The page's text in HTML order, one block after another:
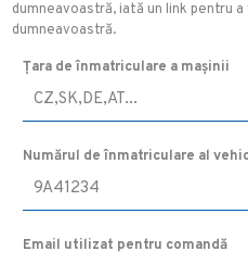
dumneavoastră, iată un link pentru
dumneavoastră.
Țara de înmatriculare a mașinii
Numărul de înmatriculare al
Email utilizat pentru comandă